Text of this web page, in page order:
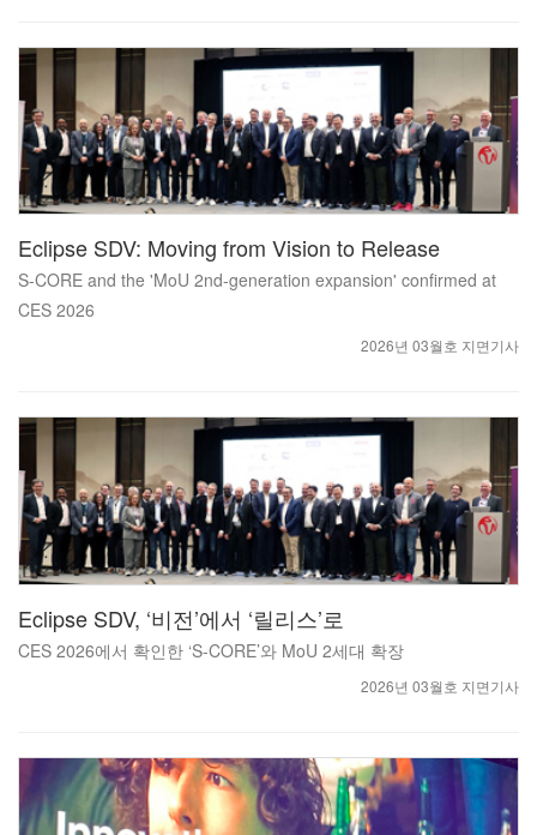
Eclipse SDV: Moving from Vision to Release
S-CORE and the 'MoU 2nd-generation expansion' confirmed at
CES 2026
2026년 03월호 지면기사
Eclipse SDV, ‘비전’에서 ‘릴리스’로
CES 2026에서 확인한 ‘S-CORE’와 MoU 2세대 확장
2026년 03월호 지면기사